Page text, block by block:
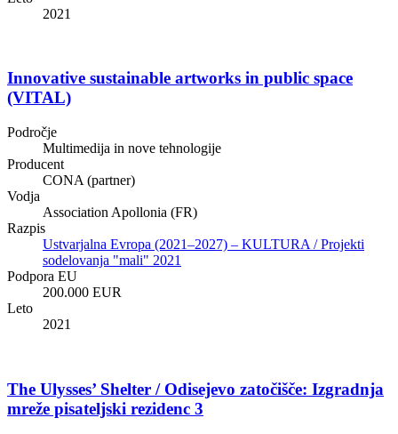
2021
Innovative sustainable artworks in public space
(VITAL)
Področje
Multimedija in nove tehnologije
Producent
CONA (partner)
Vodja
Association Apollonia (FR)
Razpis
Ustvarjalna Evropa (2021–2027) – KULTURA / Projekti
sodelovanja "mali" 2021
Podpora EU
200.000 EUR
Leto
2021
The Ulysses’ Shelter / Odisejevo zatočišče: Izgradnja
mreže pisateljski rezidenc 3